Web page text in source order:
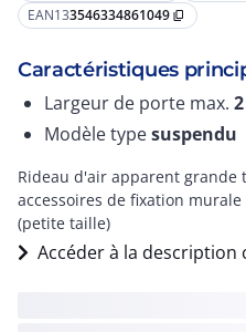
EAN133546334861049 content_copy
Caractéristiques
Largeur de porte max. 2
Modèle typesuspendu
Rideau d'air apparent grande
accessoires de fixation
(petite taille)
Accéder à la description